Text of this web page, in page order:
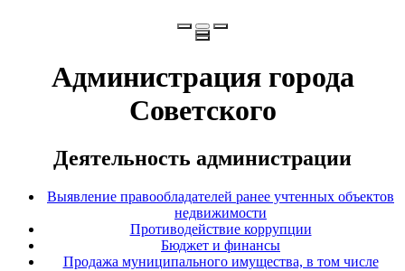
Администрация города
Советского
Деятельность администрации
Выявление правообладателей ранее учтенных объектов
недвижимости
Противодействие коррупции
Бюджет и финансы
Продажа муниципального имущества, в том числе